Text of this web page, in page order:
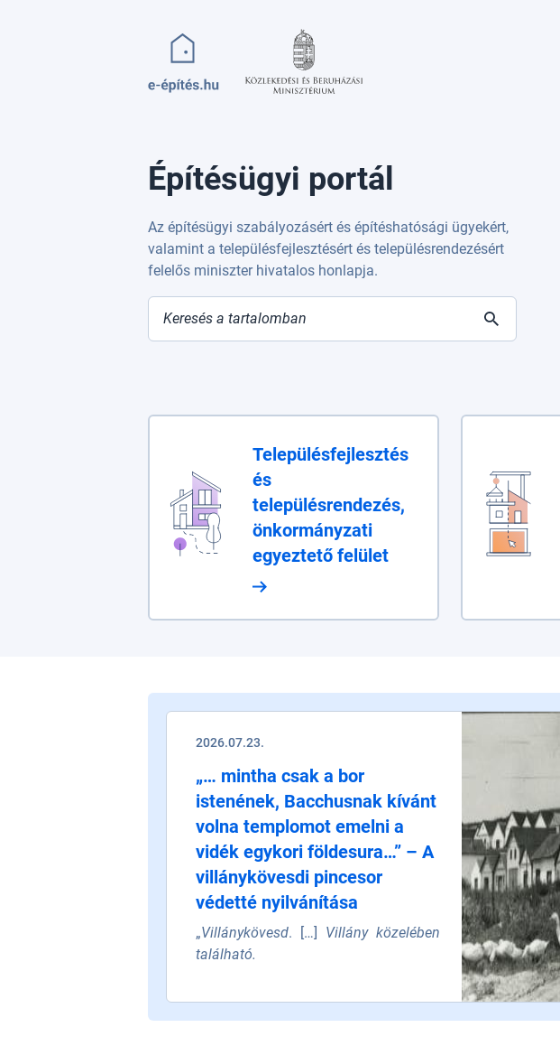
Építésügyi portál
Az építésügyi szabályozásért és építéshatósági ügyekért,
valamint a településfejlesztésért és településrendezésért
felelős miniszter hivatalos honlapja.
Keresés
Településfejlesztés
és
településrendezés,
önkormányzati
egyeztető felület
2026.07.23.
„… mintha csak a bor
istenének, Bacchusnak kívánt
volna templomot emelni a
vidék egykori földesura…” – A
villánykövesdi pincesor
védetté nyilvánítása
„Villánykövesd. […] Villány közelében
található.